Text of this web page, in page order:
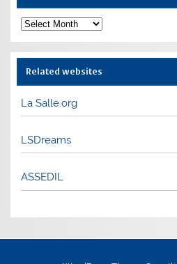
Archives
Related websites
La Salle.org
LSDreams
ASSEDIL